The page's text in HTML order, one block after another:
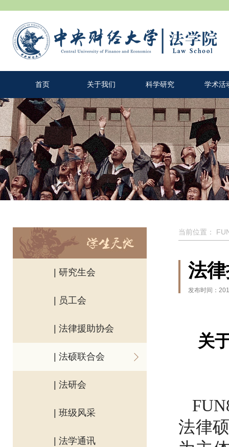
首页 关于我们 科学研究 学术活
| 研究生会
| 员工会
| 法律援助协会
| 法硕联合会
| 法研会
| 班级风采
| 法学通讯
当前位置：
法
发布时间：
关
法律